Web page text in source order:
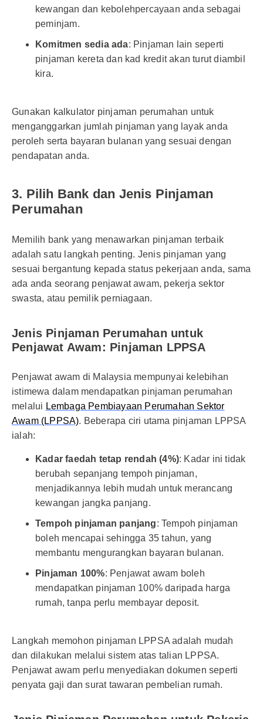
kewangan dan kebolehpercayaan anda sebagai
peminjam.
Komitmen sedia ada: Pinjaman lain seperti
pinjaman kereta dan kad kredit akan turut diambil
kira.
Gunakan kalkulator pinjaman perumahan untuk
menganggarkan jumlah pinjaman yang layak anda
peroleh serta bayaran bulanan yang sesuai dengan
pendapatan anda.
3. Pilih Bank dan Jenis Pinjaman
Perumahan
Memilih bank yang menawarkan pinjaman terbaik
adalah satu langkah penting. Jenis pinjaman yang
sesuai bergantung kepada status pekerjaan anda, sama
ada anda seorang penjawat awam, pekerja sektor
swasta, atau pemilik perniagaan.
Jenis Pinjaman Perumahan untuk
Penjawat Awam: Pinjaman LPPSA
Penjawat awam di Malaysia mempunyai kelebihan
istimewa dalam mendapatkan pinjaman perumahan
melalui Lembaga Pembiayaan Perumahan Sektor
Awam (LPPSA). Beberapa ciri utama pinjaman LPPSA
ialah:
Kadar faedah tetap rendah (4%): Kadar ini tidak
berubah sepanjang tempoh pinjaman,
menjadikannya lebih mudah untuk merancang
kewangan jangka panjang.
Tempoh pinjaman panjang: Tempoh pinjaman
boleh mencapai sehingga 35 tahun, yang
membantu mengurangkan bayaran bulanan.
Pinjaman 100%: Penjawat awam boleh
mendapatkan pinjaman 100% daripada harga
rumah, tanpa perlu membayar deposit.
Langkah memohon pinjaman LPPSA adalah mudah
dan dilakukan melalui sistem atas talian LPPSA.
Penjawat awam perlu menyediakan dokumen seperti
penyata gaji dan surat tawaran pembelian rumah.